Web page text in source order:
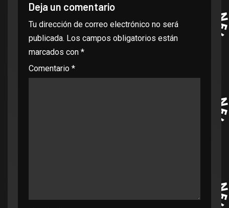
Deja un comentario
Tu dirección de correo electrónico no será
publicada. Los campos obligatorios están
marcados con *
Comentario *